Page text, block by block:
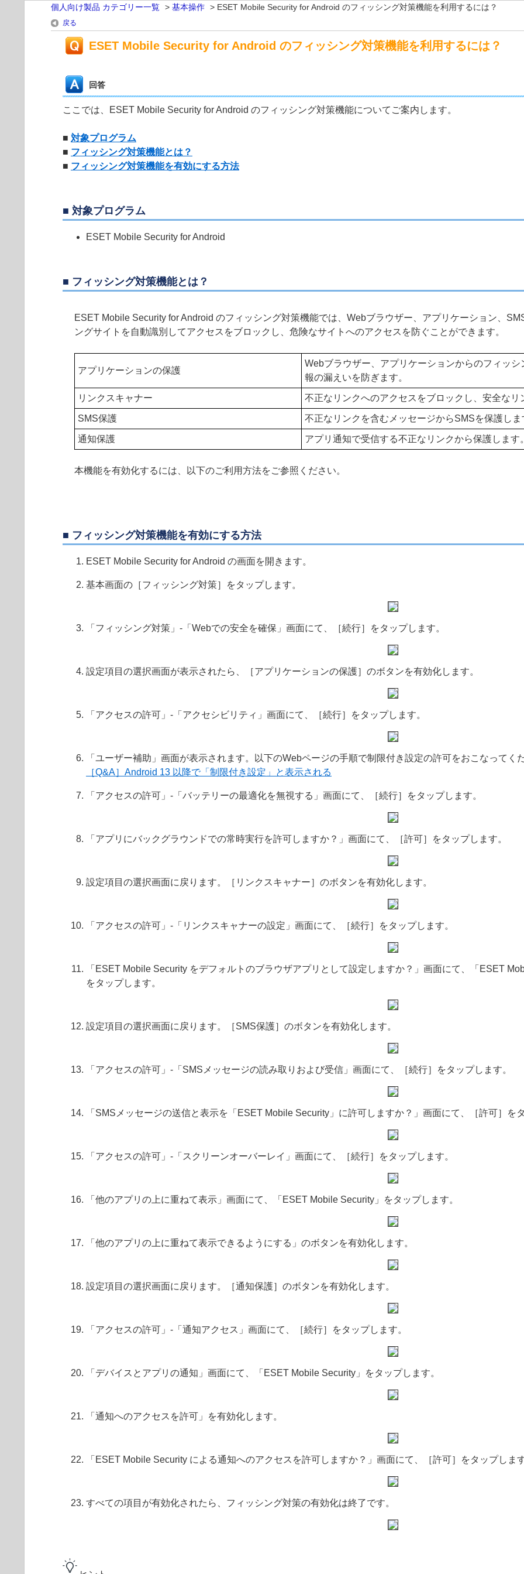
個人向け製品 カテゴリー一覧 > 基本操作 > ESET Mobile Security for Android のフィッシング対策機能を利用するには？
戻る
ESET Mobile Security for Android のフィッシング対策機能を利用するには？
回答
ここでは、ESET Mobile Security for Android のフィッシング対策機能についてご案内します。
■ 対象プログラム
■ フィッシング対策機能とは？
■ フィッシング対策機能を有効にする方法
■ 対象プログラム
ESET Mobile Security for Android
■ フィッシング対策機能とは？
ESET Mobile Security for Android のフィッシング対策機能では、Webブラウザー、アプリケーション、
ングサイトを自動識別してアクセスをブロックし、危険なサイトへのアクセスを防ぐことができます。
アプリケーションの保護
Webブラウザー、アプリケーションからのフィッ
報の漏えいを防ぎます。
リンクスキャナー 不正なリンクへのアクセスをブロックし、安全な
SMS保護 不正なリンクを含むメッセージからSMSを保護しま
通知保護 アプリ通知で受信する不正なリンクから保護します
本機能を有効化するには、以下のご利用方法をご参照ください。
■ フィッシング対策機能を有効にする方法
ESET Mobile Security for Android の画面を開きます。
基本画面の［フィッシング対策］をタップします。
「フィッシング対策」-「Webでの安全を確保」画面にて、［続行］をタップします。
設定項目の選択画面が表示されたら、［アプリケーションの保護］のボタンを有効化します。
「アクセスの許可」-「アクセシビリティ」画面にて、［続行］をタップします。
「ユーザー補助」画面が表示されます。以下のWebページの手順で制限付き設定の許可をおこなってく
［Q&A］Android 13 以降で「制限付き設定」と表示される
「アクセスの許可」-「バッテリーの最適化を無視する」画面にて、［続行］をタップします。
「アプリにバックグラウンドでの常時実行を許可しますか？」画面にて、［許可］をタップします。
設定項目の選択画面に戻ります。［リンクスキャナー］のボタンを有効化します。
「アクセスの許可」-「リンクスキャナーの設定」画面にて、［続行］をタップします。
「ESET Mobile Security をデフォルトのブラウザアプリとして設定しますか？」画面にて、「ESET
をタップします。
設定項目の選択画面に戻ります。［SMS保護］のボタンを有効化します。
「アクセスの許可」-「SMSメッセージの読み取りおよび受信」画面にて、［続行］をタップします。
「SMSメッセージの送信と表示を「ESET Mobile Security」に許可しますか？」画面にて、［許可］を
「アクセスの許可」-「スクリーンオーバーレイ」画面にて、［続行］をタップします。
「他のアプリの上に重ねて表示」画面にて、「ESET Mobile Security」をタップします。
「他のアプリの上に重ねて表示できるようにする」のボタンを有効化します。
設定項目の選択画面に戻ります。［通知保護］のボタンを有効化します。
「アクセスの許可」-「通知アクセス」画面にて、［続行］をタップします。
「デバイスとアプリの通知」画面にて、「ESET Mobile Security」をタップします。
「通知へのアクセスを許可」を有効化します。
「ESET Mobile Security による通知へのアクセスを許可しますか？」画面にて、［許可］をタップしま
すべての項目が有効化されたら、フィッシング対策の有効化は終了です。